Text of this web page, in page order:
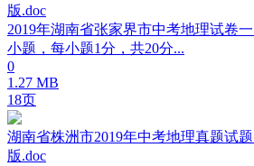
版.doc
2019年湖南省张家界市中考地理试卷
小题，每小题1分，共20分...
0
1.27 MB
18页
湖南省株洲市2019年中考地理真题试
版.doc